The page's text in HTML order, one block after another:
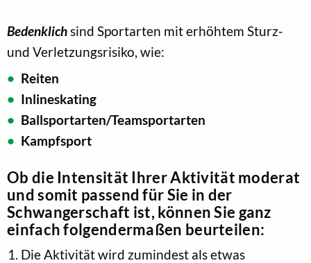
Bedenklichsind Sportarten mit erhöhtem Sturz-
und Verletzungsrisiko, wie:
Reiten
Inlineskating
Ballsportarten/Teamsportarten
Kampfsport
Ob die Intensität Ihrer Aktivität moderat
und somit passend für Sie in der
Schwangerschaft ist, können Sie ganz
einfach folgendermaßen beurteilen:
Die Aktivität wird zumindest als etwas